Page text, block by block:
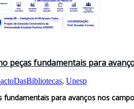
peças fundamentais para
, Unesp
para avanços nos